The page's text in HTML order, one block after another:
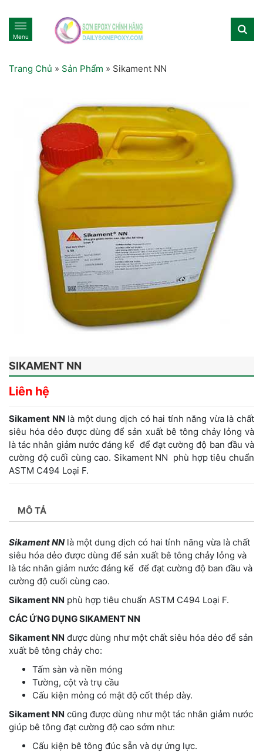
Menu
Trang Chủ » Sản Phẩm » Sikament NN
SIKAMENT NN
Liên hệ
Sikament NN là một dung dịch có hai tính năng vừa là chất
siêu hóa dẻo được dùng để sản xuất bê tông chảy lỏng và
là tác nhân giảm nước đáng kể để đạt cường độ ban đầu và
cường độ cuối cùng cao. Sikament NN phù hợp tiêu chuẩn
ASTM C494 Loại F.
MÔ TẢ
Sikament NN là một dung dịch có hai tính năng vừa là chất
siêu hóa dẻo được dùng để sản xuất bê tông chảy lỏng và
là tác nhân giảm nước đáng kể để đạt cường độ ban đầu và
cường độ cuối cùng cao.
Sikament NN phù hợp tiêu chuẩn ASTM C494 Loại F.
CÁC ỨNG DỤNG SIKAMENT NN
Sikament NN được dùng như một chất siêu hóa dẻo để sản
xuất bê tông chảy cho:
Tấm sàn và nền móng
Tường, cột và trụ cầu
Cấu kiện mỏng có mật độ cốt thép dày.
Sikament NN cũng được dùng như một tác nhân giảm nước
giúp bê tông đạt cường độ cao sớm như:
Cấu kiện bê tông đúc sẵn và dự ứng lực.